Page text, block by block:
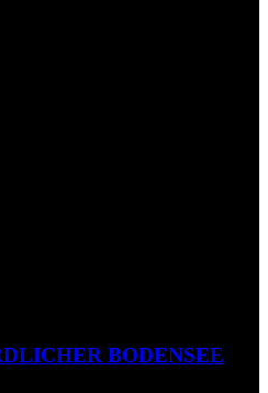
BODENSEE